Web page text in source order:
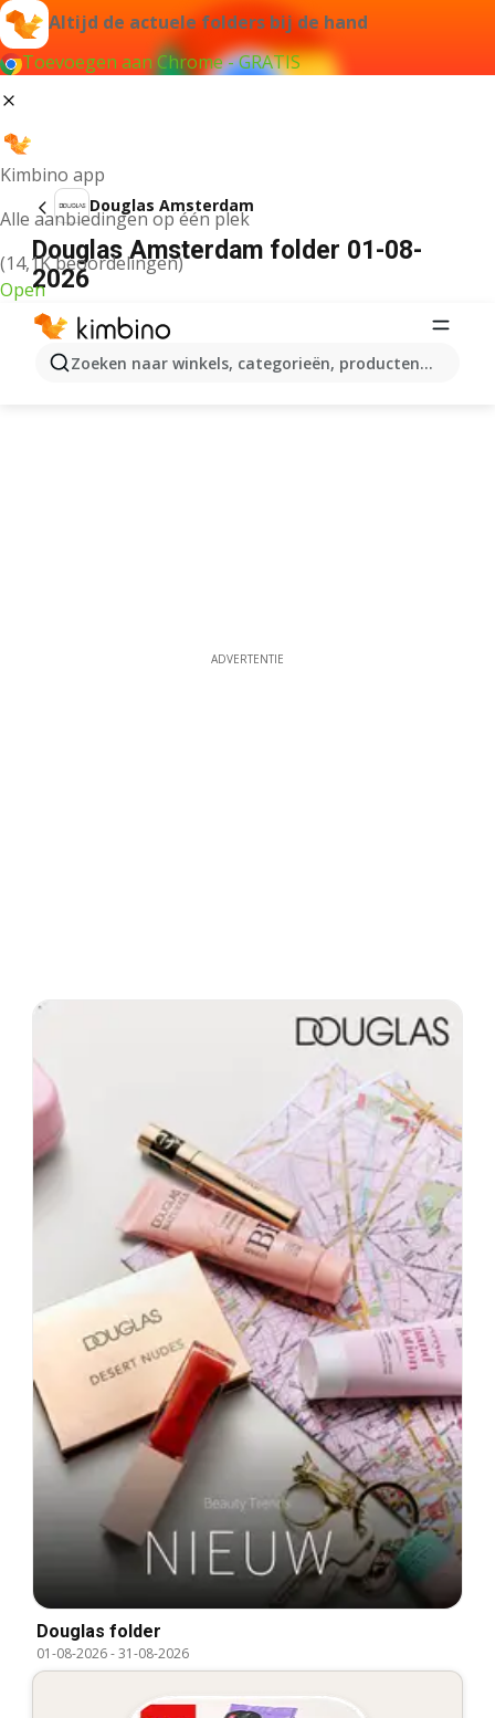
Altijd de actuele folders bij de hand
Toevoegen aan Chrome - GRATIS
Kimbino app
Alle aanbiedingen op één plek
(14,1K beoordelingen)
Open
Zoeken naar winkels, categorieën, producten...
Douglas Amsterdam
Douglas Amsterdam folder 01-08-
2026
ADVERTENTIE
Douglas folder
01-08-2026-31-08-2026